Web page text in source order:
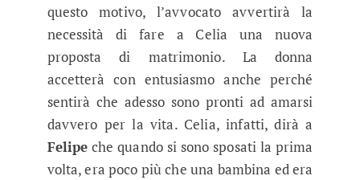
questo motivo, l’avvocato avvertirà la
necessità di fare a Celia una nuova
proposta di matrimonio. La donna
accetterà con entusiasmo anche perché
sentirà che adesso sono pronti ad amarsi
davvero per la vita. Celia, infatti, dirà a
Felipe che quando si sono sposati la prima
volta, era poco più che una bambina ed era